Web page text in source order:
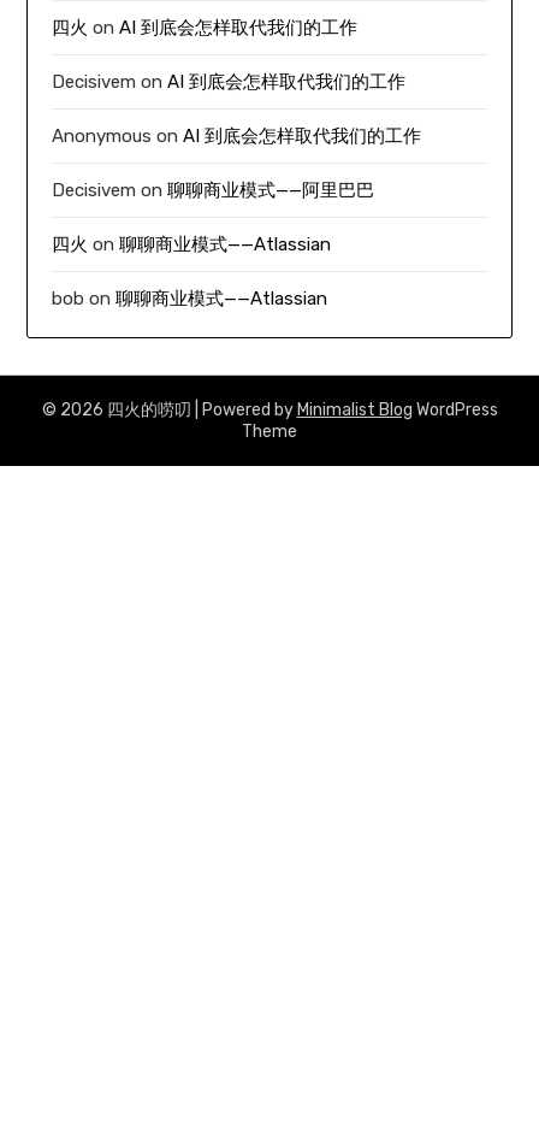
四火 onAI 到底会怎样取代我们的工作
Decisivem onAI 到底会怎样取代我们的工作
Anonymous onAI 到底会怎样取代我们的工作
Decisivem on聊聊商业模式——阿里巴巴
四火 on聊聊商业模式——Atlassian
bob on聊聊商业模式——Atlassian
© 2026 四火的唠叨 | Powered by Minimalist Blog WordPress
Theme